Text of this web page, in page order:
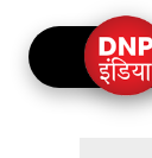
Skip
content